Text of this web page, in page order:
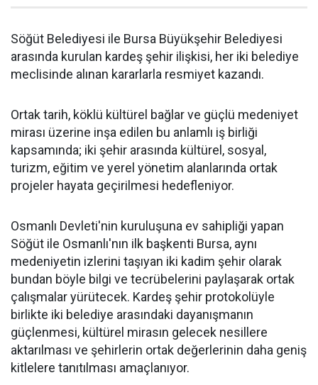
Söğüt Belediyesi ile Bursa Büyükşehir Belediyesi
arasında kurulan kardeş şehir ilişkisi, her iki belediye
meclisinde alınan kararlarla resmiyet kazandı.
Ortak tarih, köklü kültürel bağlar ve güçlü medeniyet
mirası üzerine inşa edilen bu anlamlı iş birliği
kapsamında; iki şehir arasında kültürel, sosyal,
turizm, eğitim ve yerel yönetim alanlarında ortak
projeler hayata geçirilmesi hedefleniyor.
Osmanlı Devleti'nin kuruluşuna ev sahipliği yapan
Söğüt ile Osmanlı'nın ilk başkenti Bursa, aynı
medeniyetin izlerini taşıyan iki kadim şehir olarak
bundan böyle bilgi ve tecrübelerini paylaşarak ortak
çalışmalar yürütecek. Kardeş şehir protokolüyle
birlikte iki belediye arasındaki dayanışmanın
güçlenmesi, kültürel mirasın gelecek nesillere
aktarılması ve şehirlerin ortak değerlerinin daha geniş
kitlelere tanıtılması amaçlanıyor.